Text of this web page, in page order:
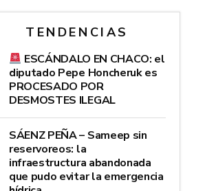
TENDENCIAS
ESCÁNDALO EN CHACO: el
diputado Pepe Honcheruk es
PROCESADO POR
DESMOSTES ILEGAL
SÁENZ PEÑA – Sameep sin
reservoreos: la
infraestructura abandonada
que pudo evitar la emergencia